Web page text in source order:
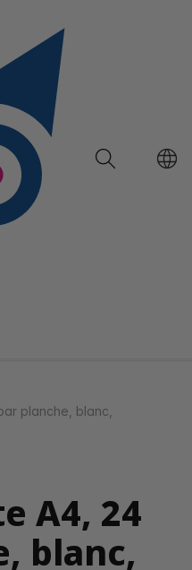
planche, blanc,
A4, 24
blanc,